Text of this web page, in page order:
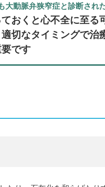
大動脈弁狭窄症と診断され
おくと心不全に至る
切なタイミングで治
です